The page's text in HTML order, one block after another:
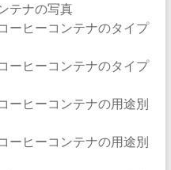
テナの写真
ーヒーコンテナのタイプ
ーヒーコンテナのタイプ
ーヒーコンテナの用途別
ーヒーコンテナの用途別